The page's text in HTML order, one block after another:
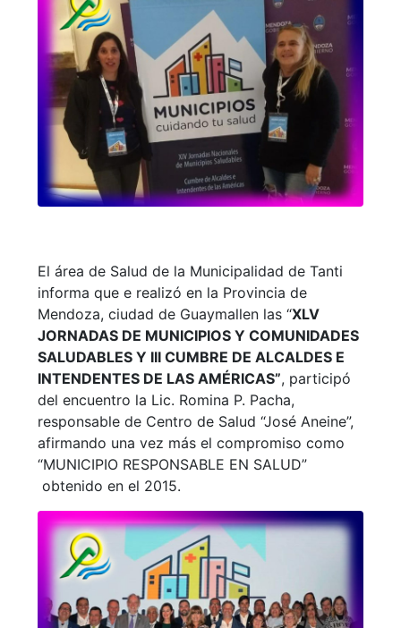
El área de Salud de la Municipalidad de Tanti
informa que e realizó en la Provincia de
Mendoza, ciudad de Guaymallen las “XLV
JORNADAS DE MUNICIPIOS Y COMUNIDADES
SALUDABLES Y III CUMBRE DE ALCALDES E
INTENDENTES DE LAS AMÉRICAS”, participó
del encuentro la Lic. Romina P. Pacha,
responsable de Centro de Salud “José Aneine”,
afirmando una vez más el compromiso como
“MUNICIPIO RESPONSABLE EN SALUD”
obtenido en el 2015.